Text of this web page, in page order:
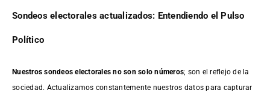
Sondeos electorales actualizados: Entendiendo el Pulso
Político
Nuestros sondeos electorales no son solo números; son el reflejo de la
sociedad. Actualizamos constantemente nuestros datos para capturar